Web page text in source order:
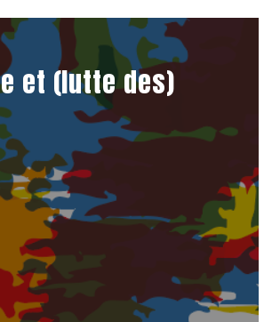
et (lutte des)